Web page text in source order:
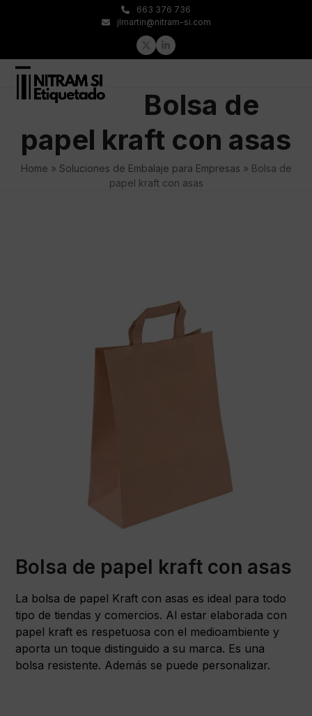
663 376 736
jlmartin@nitram-si.com
TwitterLinkedIn
Open
mobile
Close
mobile
Bolsa de
papel kraft con asas
Home » Soluciones de Embalaje para Empresas » Bolsa de
papel kraft con asas
Bolsa de papel kraft con asas
La bolsa de papel Kraft con asas es ideal para todo
tipo de tiendas y comercios. Al estar elaborada con
papel kraft es respetuosa con el medioambiente y
aporta un toque distinguido a su marca. Es una
bolsa resistente. Además se puede personalizar.